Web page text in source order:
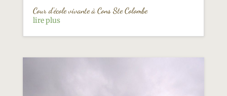
Cour d’école vivante à Cons Ste Colombe
lire plus